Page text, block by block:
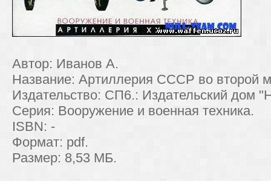
Автор: Иванов А.
Название: Артиллерия СССР во второй
Издательство: СП6.: Издательский дом
Серия: Вооружение и военная техника.
ISBN: -
Формат: pdf.
Размер: 8,53 МБ.